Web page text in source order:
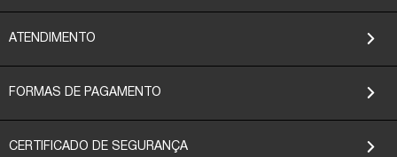
ATENDIMENTO
FORMAS DE PAGAMENTO
CERTIFICADO DE SEGURANÇA